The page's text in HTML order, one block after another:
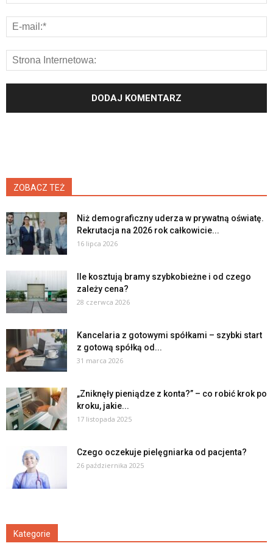
ZOBACZ TEŻ
Niż demograficzny uderza w prywatną oświatę.
Rekrutacja na 2026 rok całkowicie...
16 lipca 2026
Ile kosztują bramy szybkobieżne i od czego
zależy cena?
28 czerwca 2026
Kancelaria z gotowymi spółkami – szybki start
z gotową spółką od...
31 marca 2026
„Zniknęły pieniądze z konta?” – co robić krok po
kroku, jakie...
17 listopada 2025
Czego oczekuje pielęgniarka od pacjenta?
26 października 2025
Kategorie